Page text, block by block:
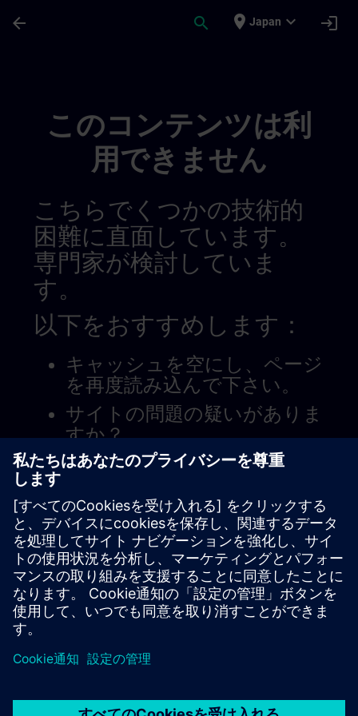
arrow_back search place Japan expand_more login
このコンテンツは利
用できません
こちらでくつかの技術的
困難に直面しています。
専門家が検討していま
す。
以下をおすすめします：
キャッシュを空にし、ページ
を再度読み込んで下さい。
サイトの問題の疑いがありま
すか？
問題を報告